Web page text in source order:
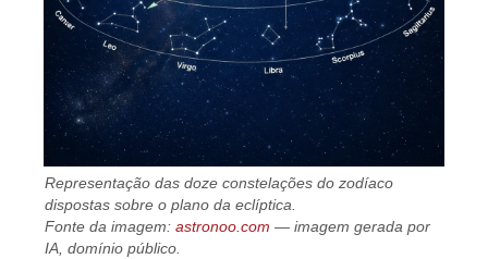
Representação das doze constelações do zodíaco
dispostas sobre o plano da eclíptica.
Fonte da imagem:astronoo.com — imagem gerada por
IA, domínio público.